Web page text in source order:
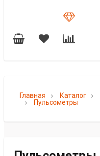
Главная Каталог
Пульсометры